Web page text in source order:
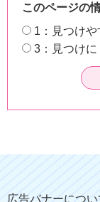
このページの
1：見つけや
3：見つけに
広告バナーについ